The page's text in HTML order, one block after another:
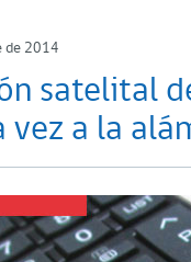
de 2014
satelital
vez a la